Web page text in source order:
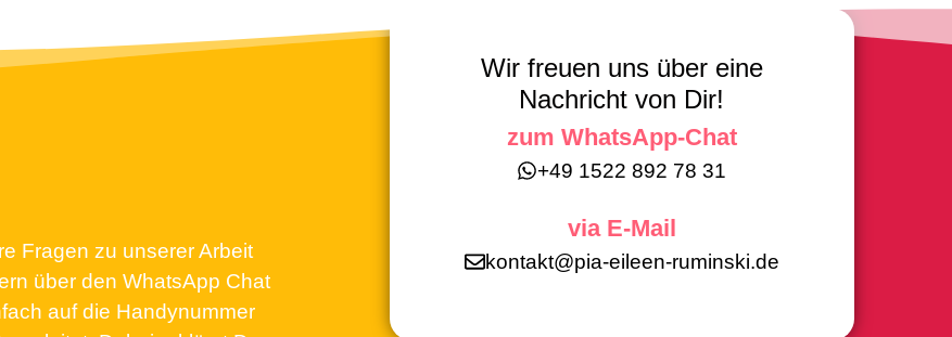
Fragen zu unserer Arbeit
über den WhatsApp Chat
auf die Handynummer
Wir freuen uns über eine
Nachricht von Dir!
zum WhatsApp-Chat
+49 1522 892 78 31
via E-Mail
kontakt@pia-eileen-ruminski.de